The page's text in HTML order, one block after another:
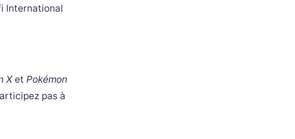
International
Xet Pokémon
pas à